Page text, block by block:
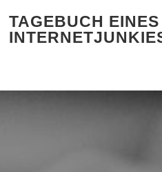
TAGEBUCH EINES